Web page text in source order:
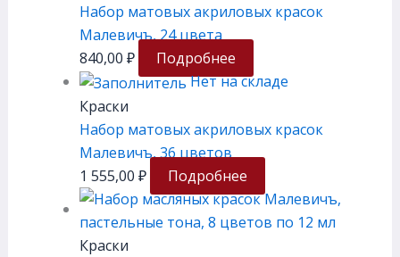
Набор матовых акриловых красок
Малевичъ, 24 цвета
840,00 ₽
Подробнее
Нет на складе
Краски
Набор матовых акриловых красок
Малевичъ, 36 цветов
1 555,00 ₽ Подробнее
Краски